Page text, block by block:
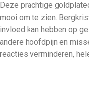
Deze prachtige
mooi om te zien.
invloed kan hebben op
andere hoofdpijn en
reacties verminderen,